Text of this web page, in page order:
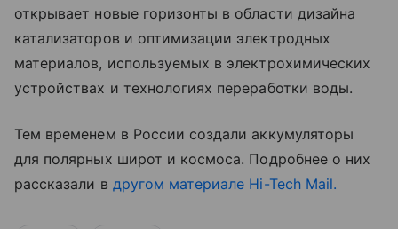
открывает новые горизонты в области дизайна
катализаторов и оптимизации электродных
материалов, используемых в электрохимических
устройствах и технологиях переработки воды.
Тем временем в России создали аккумуляторы
для полярных широт и космоса. Подробнее о них
рассказали в другом материале Hi-Tech Mail.